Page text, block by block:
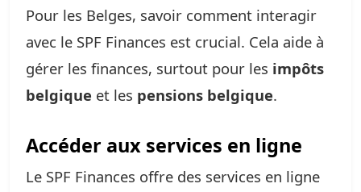
Pour les Belges, savoir comment interagir
avec le SPF Finances est crucial. Cela aide à
gérer les finances, surtout pour les impôts
belgique et les pensions belgique.
Accéder aux services en ligne
Le SPF Finances offre des services en ligne